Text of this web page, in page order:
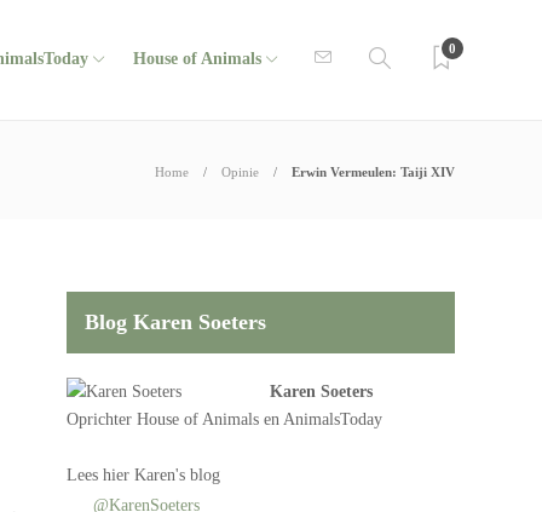
House of Animals
0
Home Opinie Erwin Vermeulen: Taiji XIV
Blog Karen Soeters
Karen Soeters
OprichterHouse of Animals en AnimalsToday
Leeshier Karen's blog
@KarenSoeters